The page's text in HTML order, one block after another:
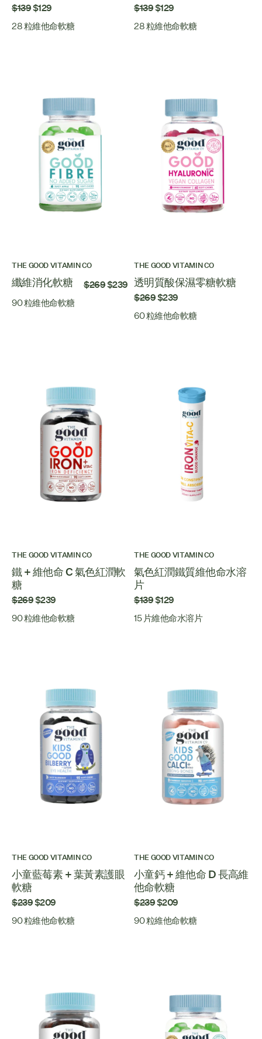
$139$129
28 粒維他命軟糖
$139$129
28 粒維他命軟糖
THE GOOD VITAMIN CO
纖維消化軟糖 $269$239
90 粒維他命軟糖
THE GOOD VITAMIN CO
透明質酸保濕零糖軟糖
$269$239
60 粒維他命軟糖
THE GOOD VITAMIN CO
鐵 + 維他命 C 氣色紅潤軟
糖
$269$239
90 粒維他命軟糖
THE GOOD VITAMIN CO
氣色紅潤鐵質維他命水溶
片
$139$129
15 片維他命水溶片
THE GOOD VITAMIN CO
小童藍莓素 + 葉黃素護眼
軟糖
$239$209
90 粒維他命軟糖
THE GOOD VITAMIN CO
小童鈣 + 維他命 D 長高維
他命軟糖
$239$209
90 粒維他命軟糖